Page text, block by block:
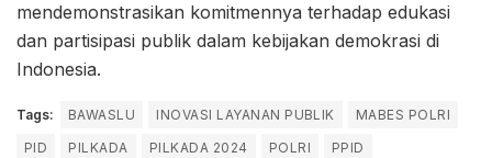
mendemonstrasikan komitmennya terhadap edukasi
dan partisipasi publik dalam kebijakan demokrasi di
Indonesia.
Tags: BAWASLU INOVASI LAYANAN PUBLIK
MABES POLRI
PID
PILKADA PILKADA 2024 POLRI PPID